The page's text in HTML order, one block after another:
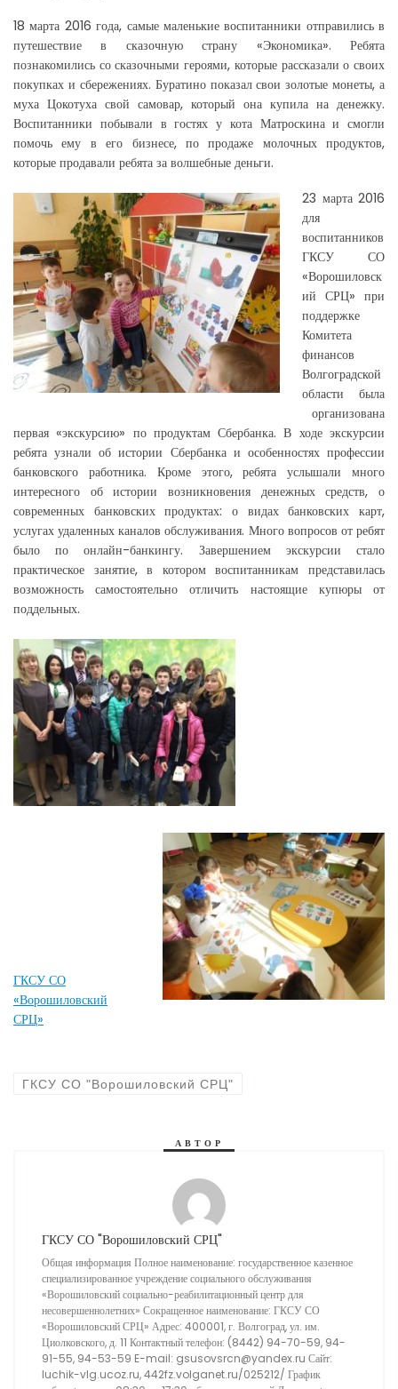
18 марта 2016 года, самые маленькие воспитанники отправились в
путешествие в сказочную страну «Экономика». Ребята
познакомились со сказочными героями, которые рассказали о своих
покупках и сбережениях. Буратино показал свои золотые монеты, а
муха Цокотуха свой самовар, который она купила на денежку.
Воспитанники побывали в гостях у кота Матроскина и смогли
помочь ему в его бизнесе, по продаже молочных продуктов,
которые продавали ребята за волшебные деньги.
23 марта 2016
для
воспитанников
ГКСУ СО
«Ворошиловск
ий СРЦ» при
поддержке
Комитета
финансов
Волгоградской
области была
организована
первая «экскурсию» по продуктам Сбербанка. В ходе экскурсии
ребята узнали об истории Сбербанка и особенностях профессии
банковского работника. Кроме этого, ребята услышали много
интересного об истории возникновения денежных средств, о
современных банковских продуктах: о видах банковских карт,
услугах удаленных каналов обслуживания. Много вопросов от ребят
было по онлайн-банкингу. Завершением экскурсии стало
практическое занятие, в котором воспитанникам представилась
возможность самостоятельно отличить настоящие купюры от
поддельных.
ГКСУ СО
«Ворошиловский
СРЦ»
ГКСУ СО "Ворошиловский СРЦ"
АВТОР
ГКСУ СО "Ворошиловский СРЦ"
Общая информация Полное наименование: государственное казенное
специализированное учреждение социального обслуживания
«Ворошиловский социально-реабилитационный центр для
несовершеннолетних» Сокращенное наименование: ГКСУ СО
«Ворошиловский СРЦ» Адрес: 400001, г. Волгоград, ул. им.
Циолковского, д. 11 Контактный телефон: (8442) 94-70-59, 94-
91-55, 94-53-59 E-mail: gsusovsrcn@yandex.ru Сайт:
luchik-vlg.ucoz.ru, 442fz.volganet.ru/025212/ График